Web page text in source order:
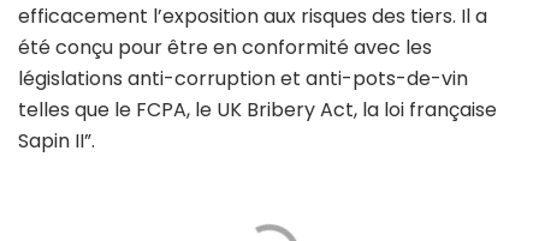
efficacement l’exposition aux risques des tiers. Il a
été conçu pour être en conformité avec les
législations anti-corruption et anti-pots-de-vin
telles que le FCPA, le UK Bribery Act, la loi française
Sapin II”.